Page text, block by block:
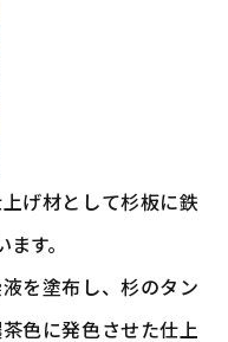
げ材として杉板に鉄
す。
を塗布し、杉のタン
色に発色させた仕上